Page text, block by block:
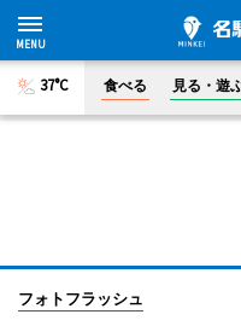
37°C 食べる 見る・遊
フォトフラッシュ